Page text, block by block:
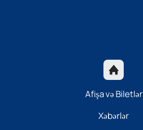
Afişa və Biletlər
Xəbərlər